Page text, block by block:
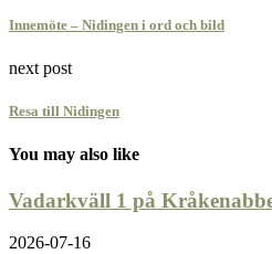
Innemöte – Nidingen i ord och bild
next post
Resa till Nidingen
You may also like
Vadarkväll 1 på
2026-07-16